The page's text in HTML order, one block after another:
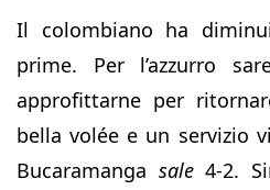
Il colombiano ha
prime. Per l’azzurro
approfittarne per
bella volée e un servizio
Bucaramanga sale4-2.